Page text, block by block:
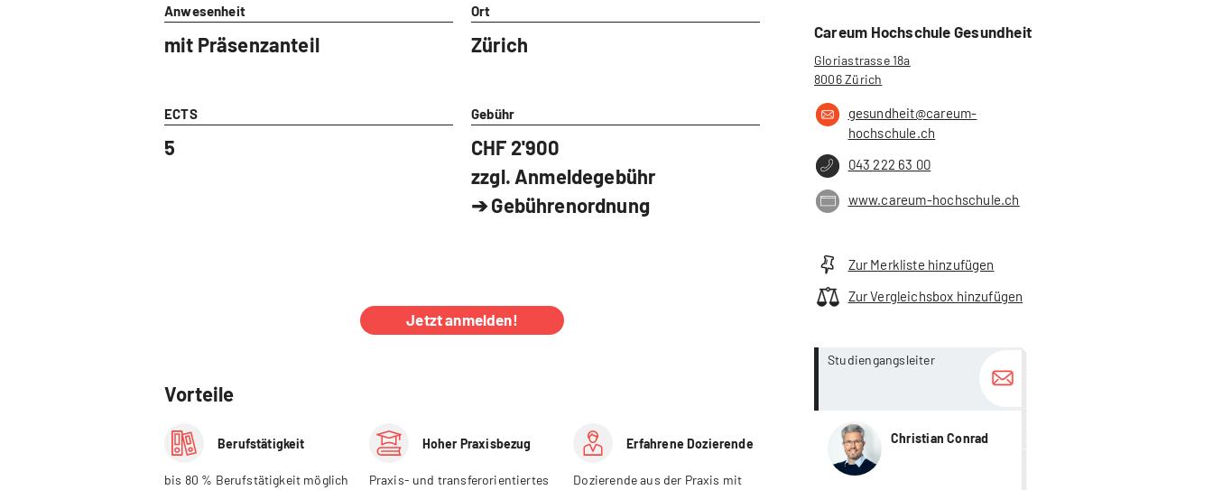
Anwesenheit
mit Präsenzanteil
Ort
Zürich
ECTS
5
Gebühr
CHF 2'900
zzgl. Anmeldegebühr
➔Gebührenordnung
Jetzt anmelden!
Vorteile
Berufstätigkeit
bis 80 % Berufstätigkeit möglich
Hoher Praxisbezug
Praxis- und transferorientiertes
Erfahrene Dozierende
Dozierende aus der Praxis mit
Careum Hochschule Gesundheit
Gloriastrasse 18a
8006 Zürich
gesundheit@careum-
hochschule.ch
043 222 63 00
www.careum-hochschule.ch
Zur Merkliste hinzufügen
Zur Vergleichsbox hinzufügen
Studiengangsleiter
Christian Conrad
more...
more...